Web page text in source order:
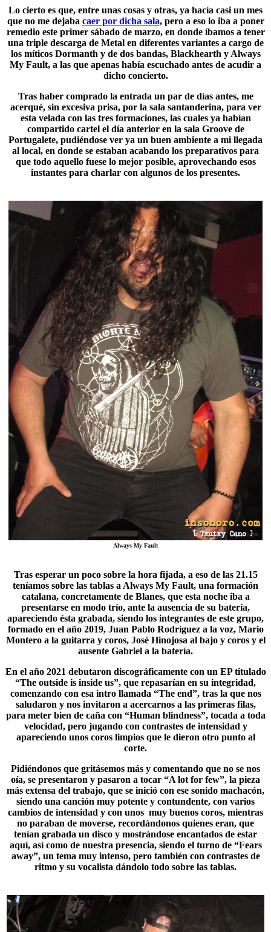
Lo cierto es que, entre unas cosas y otras, ya hacía casi un mes
que no me dejaba caer por dicha sala, pero a eso lo iba a poner
remedio este primer sábado de marzo, en donde íbamos a tener
una triple descarga de Metal en diferentes variantes a cargo de
los míticos Dormanth y de dos bandas, Blackhearth y Always
My Fault, a las que apenas había escuchado antes de acudir a
dicho concierto.
Tras haber comprado la entrada un par de días antes, me
acerqué, sin excesiva prisa, por la sala santanderina, para ver
esta velada con las tres formaciones, las cuales ya habían
compartido cartel el día anterior en la sala Groove de
Portugalete, pudiéndose ver ya un buen ambiente a mi llegada
al local, en donde se estaban acabando los preparativos para
que todo aquello fuese lo mejor posible, aprovechando esos
instantes para charlar con algunos de los presentes.
Always My Fault
Tras esperar un poco sobre la hora fijada, a eso de las 21.15
teníamos sobre las tablas a Always My Fault, una formación
catalana, concretamente de Blanes, que esta noche iba a
presentarse en modo trío, ante la ausencia de su batería,
apareciendo ésta grabada, siendo los integrantes de este grupo,
formado en el año 2019, Juan Pablo Rodríguez a la voz, Mario
Montero a la guitarra y coros, José Hinojosa al bajo y coros y el
ausente Gabriel a la batería.
En el año 2021 debutaron discográficamente con un EP titulado
“The outside is inside us”, que repasarían en su integridad,
comenzando con esa intro llamada “The end”, tras la que nos
saludaron y nos invitaron a acercarnos a las primeras filas,
para meter bien de caña con “Human blindness”, tocada a toda
velocidad, pero jugando con contrastes de intensidad y
apareciendo unos coros limpios que le dieron otro punto al
corte.
Pidiéndonos que gritásemos más y comentando que no se nos
oía, se presentaron y pasaron a tocar “A lot for few”, la pieza
más extensa del trabajo, que se inició con ese sonido machacón,
siendo una canción muy potente y contundente, con varios
cambios de intensidad y con unos muy buenos coros, mientras
no paraban de moverse, recordándonos quienes eran, que
tenían grabada un disco y mostrándose encantados de estar
aquí, así como de nuestra presencia, siendo el turno de “Fears
away”, un tema muy intenso, pero también con contrastes de
ritmo y su vocalista dándolo todo sobre las tablas.